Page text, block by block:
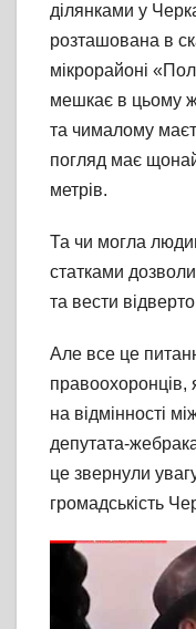
ділянками у
розташована в
мікрорайоні
мешкає в цьому
та чималому
погляд має
метрів.
Та чи могла
статками
та вести
Але все це
правоохоронців,
на відмінності
депутата-
це звернули
громадськість